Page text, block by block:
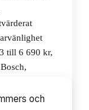
till 6 690 kr,
och